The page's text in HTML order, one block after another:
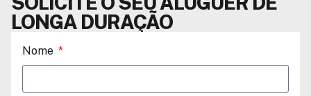
LONGA DURAÇÃO
Nome